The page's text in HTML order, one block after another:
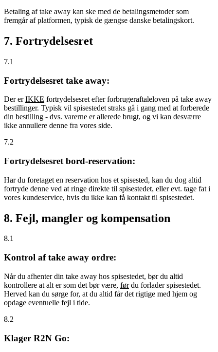
Betaling af take away kan ske med de betalingsmetoder som
fremgår af platformen, typisk de gængse danske betalingskort.
7. Fortrydelsesret
7.1
Fortrydelsesret take away:
Der erIKKE fortrydelsesret efter forbrugeraftaleloven på take away
bestillinger. Typisk vil spisestedet straks gå i gang med at forberede
din bestilling - dvs. varerne er allerede brugt, og vi kan desværre
ikke annullere denne fra vores side.
7.2
Fortrydelsesret bord-reservation:
Har du foretaget en reservation hos et spisested, kan du dog altid
fortryde denne ved at ringe direkte til spisestedet, eller evt. tage fat i
vores kundeservice, hvis du ikke kan få kontakt til spisestedet.
8. Fejl, mangler og kompensation
8.1
Kontrol af take away ordre:
Når du afhenter din take away hos spisestedet, bør du altid
kontrollere at alt er som det bør være, førdu forlader spisestedet.
Herved kan du sørge for, at du altid får det rigtige med hjem og
opdage eventuelle fejl i tide.
8.2
Klager R2N Go: